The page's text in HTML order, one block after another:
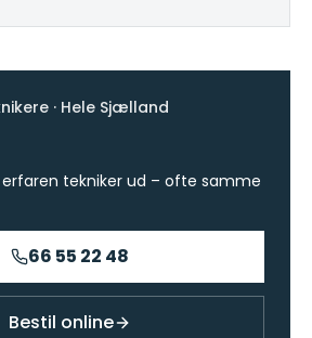
· Hele Sjælland
tekniker ud – ofte samme
66 55 22 48
Bestil online